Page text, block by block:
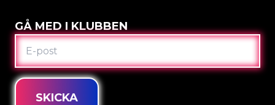
GÅ MED I KLUBBEN
E-
POST
SKICKA